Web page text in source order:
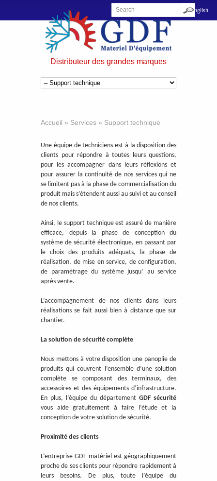
Distributeur des grandes marques
Accueil » Services » Support technique
Une équipe de techniciens est à la disposition des
clients pour répondre à toutes leurs questions,
pour les accompagner dans leurs réflexions et
pour assurer la continuité de nos services qui ne
se limitent pas à la phase de commercialisation du
produit mais s’étendent aussi au suivi et au conseil
de nos clients.
Ainsi, le support technique est assuré de manière
efficace, depuis la phase de conception du
système de sécurité électronique, en passant par
le choix des produits adéquats, la phase de
réalisation, de mise en service, de configuration,
de paramétrage du système jusqu’ au service
après vente.
L’accompagnement de nos clients dans leurs
réalisations se fait aussi bien à distance que sur
chantier.
La solution de sécurité complète
Nous mettons à votre disposition une panoplie de
produits qui couvrent l’ensemble d’une solution
complète se composant des terminaux, des
accessoires et des équipements d’infrastructure.
En plus, l’équipe du département GDF sécurité
vous aide gratuitement à faire l’étude et la
conception de votre solution de sécurité.
Proximité des clients
L’entreprise GDF matériel est géographiquement
proche de ses clients pour répondre rapidement à
leurs besoins. De plus, toute l’équipe du